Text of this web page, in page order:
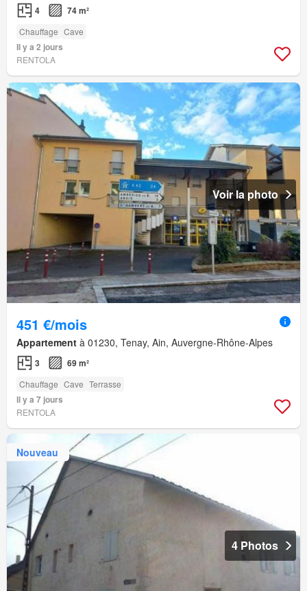
4 74 m²
Chauffage Cave
Il y a 2 jours
RENTOLA
Voir la photo
451 €/mois
Appartement à 01230, Tenay, Ain, Auvergne-Rhône-Alpes
3 69 m²
Chauffage Cave Terrasse
Il y a 7 jours
RENTOLA
Nouveau
4 Photos